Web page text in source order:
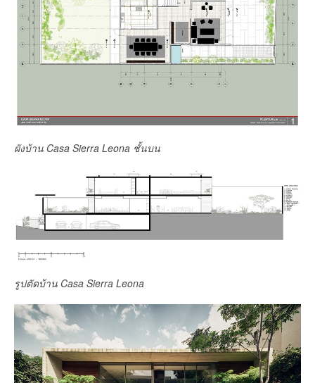
ผังบ้าน Casa Sierra Leona ชั้นบน
รูปตัดบ้าน Casa Sierra Leona